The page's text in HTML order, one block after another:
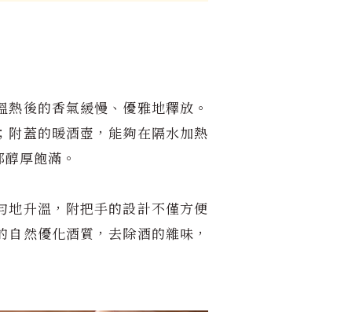
後的香氣緩慢、優雅地釋放。
附蓋的暖酒壺，能夠在隔水加熱
厚飽滿。
地升溫，附把手的設計不僅方便
然優化酒質，去除酒的雜味，